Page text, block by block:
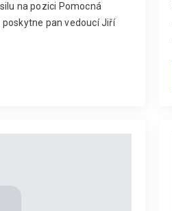
na pozici Pomocná
pan vedoucí Jiří